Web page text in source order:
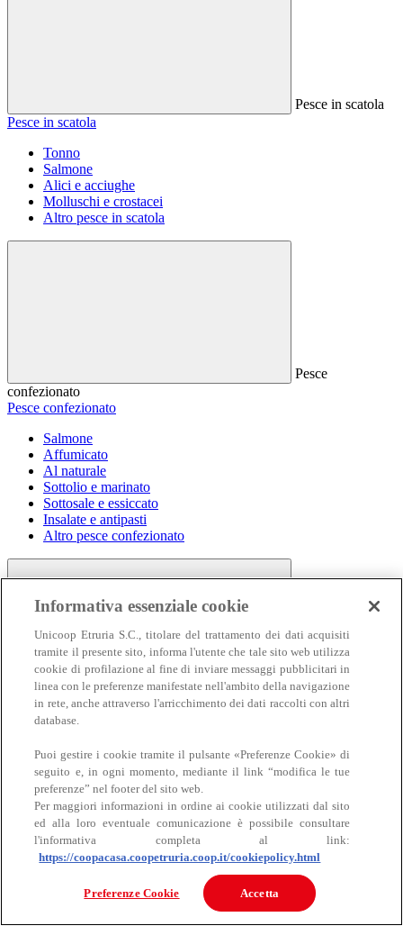
Pesce in scatola
Pesce in scatola
Tonno
Salmone
Alici e acciughe
Molluschi e crostacei
Altro pesce in scatola
Pesce
confezionato
Pesce confezionato
Salmone
Affumicato
Al naturale
Sottolio e marinato
Sottosale e essiccato
Insalate e antipasti
Altro pesce confezionato
Carne
Carne
Bovino
Informativa essenziale cookie
Unicoop Etruria S.C., titolare del trattamento dei dati acquisiti
tramite il presente sito, informa l'utente che tale sito web utilizza
cookie di profilazione al fine di inviare messaggi pubblicitari in
linea con le preferenze manifestate nell'ambito della navigazione
in rete, anche attraverso l'arricchimento dei dati raccolti con altri
database.
Puoi gestire i cookie tramite il pulsante «Preferenze Cookie» di
seguito e, in ogni momento, mediante il link “modifica le tue
preferenze” nel footer del sito web.
Per maggiori informazioni in ordine ai cookie utilizzati dal sito
ed alla loro eventuale comunicazione è possibile consultare
l'informativa completa al link:
https://coopacasa.coopetruria.coop.it/cookiepolicy.html
Preferenze Cookie Accetta